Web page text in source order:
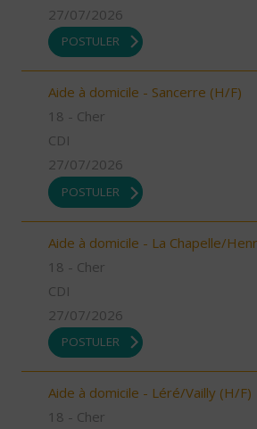
27/07/2026
POSTULER
Aide à domicile - Sancerre (H/F)
18 - Cher
CDI
27/07/2026
POSTULER
Aide à domicile - La Chapelle/
18 - Cher
CDI
27/07/2026
POSTULER
Aide à domicile - Léré/Vailly (H/F)
18 - Cher